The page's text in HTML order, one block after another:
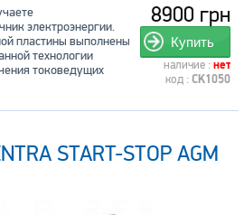
8900 грн
Купить
наличие : нет
код : CK1050
электроэнергии.
пластины выполнены
технологии
токоведущих
START-STOP AGM